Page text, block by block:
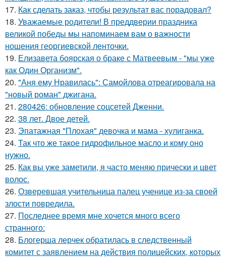
17. Как сделать заказ, чтобы результат вас порадовал?
18. Уважаемые родители! В преддверии праздника
великой победы мы напоминаем вам о важности
ношения георгиевской ленточки.
19. Елизавета боярская о браке с Матвеевым - "мы уже
как Один Организм".
20. "Аня ему Нравилась": Самойлова отреагировала на
"новый роман" джигана.
21. 280426: обновление соцсетей Дженни.
22. 38 лет. Двое детей.
23. Эпатажная "Плохая" девочка и мама - хулиганка.
24. Так что же такое гидрофильное масло и кому оно
нужно.
25. Как вы уже заметили, я часто меняю прически и цвет
волос.
26. Озверевшая учительница палец ученице из-за своей
злости повредила.
27. Последнее время мне хочется много всего
странного:
28. Блогерша лерчек обратилась в следственный
комитет с заявлением на действия полицейских, которых